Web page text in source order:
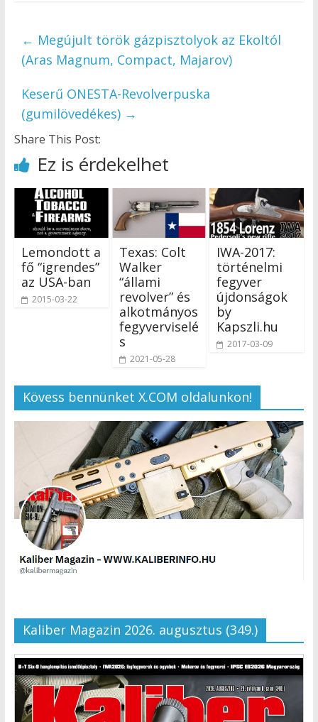
← Megújult török gázpisztolyok az Ekoltól
(Aras Magnum, Compact, Majarov)
Keserű ONESTA-Revolverpuska
(gumilövedékes) →
Share This Post:
Ez is érdekelhet
Lemondott a
fő “igrendes”
az USA-ban
2015-03-22
Texas: Colt
Walker
“állami
revolver” és
alkotmányos
fegyverviselé
s
2021-05-28
IWA-2017:
történelmi
fegyver
újdonságok
by
Kapszli.hu
2017-03-09
Kövess bennünket X.COM oldalunkon!
Kaliber Magazin 2026. augusztus (349.)